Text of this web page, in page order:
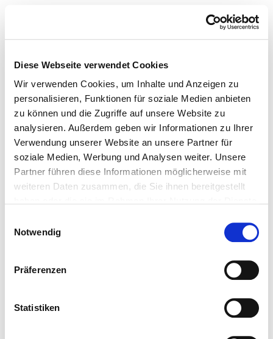
Diese Webseite verwendet Cookies
Wir verwenden Cookies, um Inhalte und Anzeigen zu
personalisieren, Funktionen für soziale Medien anbieten
zu können und die Zugriffe auf unsere Website zu
analysieren. Außerdem geben wir Informationen zu Ihrer
Verwendung unserer Website an unsere Partner für
soziale Medien, Werbung und Analysen weiter. Unsere
Partner führen diese Informationen möglicherweise mit
weiteren Daten zusammen, die Sie ihnen bereitgestellt
Notwendig
Präferenzen
Statistiken